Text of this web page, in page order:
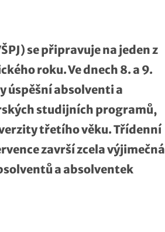
se připravuje na jeden z
roku. Ve dnech 8. a 9.
úspěšní absolventi a
studijních programů,
třetího věku. Třídenní
završí zcela výjimečná
a absolventek